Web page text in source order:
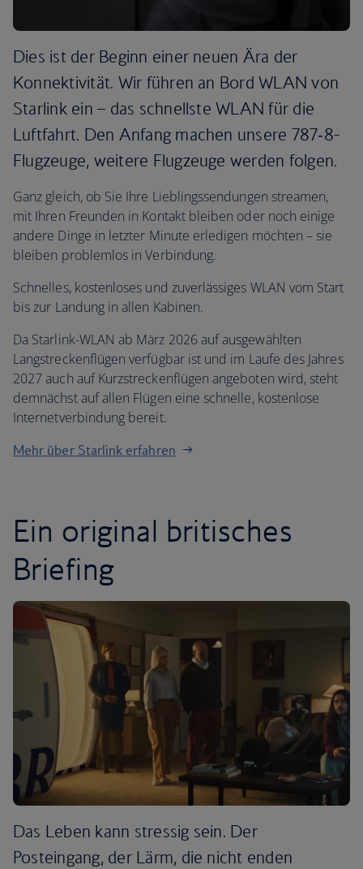
Dies ist der Beginn einer neuen Ära der
Konnektivität. Wir führen an Bord WLAN von
Starlink ein – das schnellste WLAN für die
Luftfahrt. Den Anfang machen unsere 787‑8-
Flugzeuge, weitere Flugzeuge werden folgen.
Ganz gleich, ob Sie Ihre Lieblingssendungen streamen,
mit Ihren Freunden in Kontakt bleiben oder noch einige
andere Dinge in letzter Minute erledigen möchten – sie
bleiben problemlos in Verbindung.
Schnelles, kostenloses und zuverlässiges WLAN vom Start
bis zur Landung in allen Kabinen.
Da Starlink-WLAN ab März 2026 auf ausgewählten
Langstreckenflügen verfügbar ist und im Laufe des Jahres
2027 auch auf Kurzstreckenflügen angeboten wird, steht
demnächst auf allen Flügen eine schnelle, kostenlose
Internetverbindung bereit.
Mehr über Starlink erfahren
Ein original britisches
Briefing
Das Leben kann stressig sein. Der
Posteingang, der Lärm, die nicht enden